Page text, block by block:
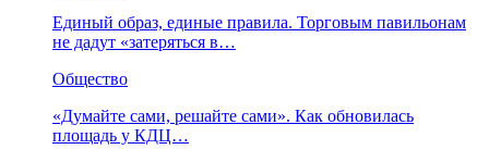
Единый образ, единые правила. Торговым павильонам
не дадут «затеряться в…
Общество
«Думайте сами, решайте сами». Как обновилась
площадь у КДЦ…